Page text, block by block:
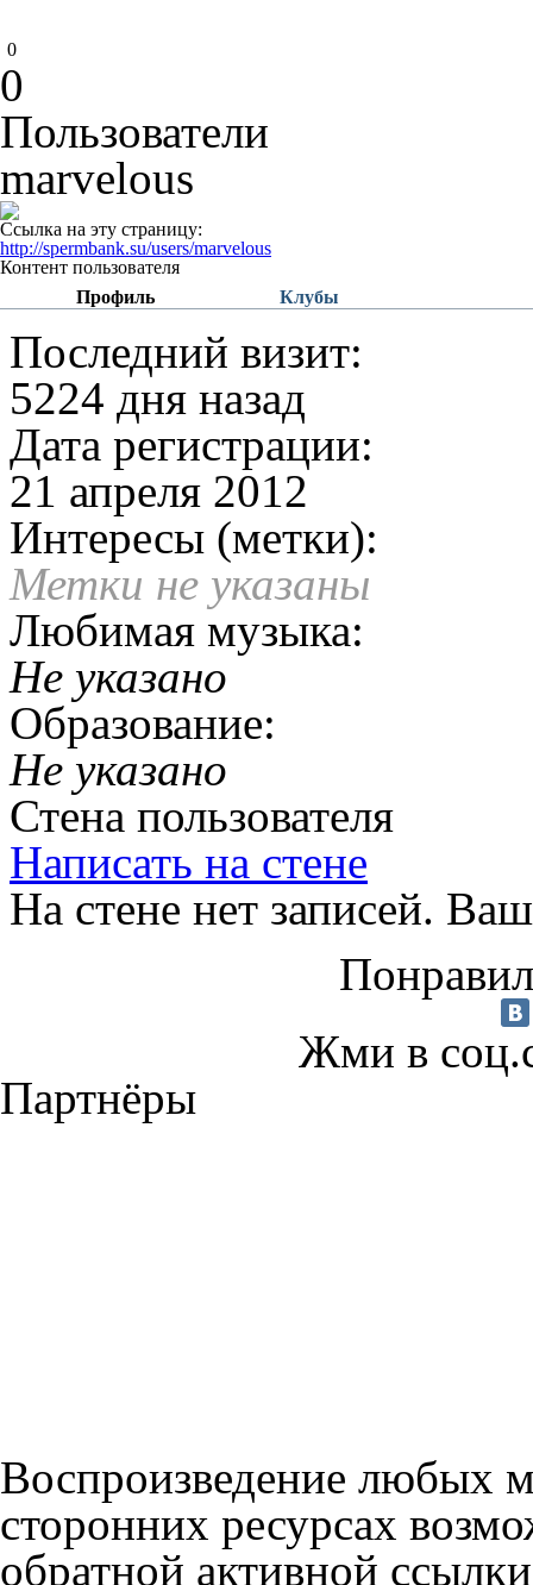
0
0
Пользователи
marvelous
Ссылка на эту страницу:
http://spermbank.su/users/marvelous
Контент пользователя
Профиль
Клубы
Последний визит:
5224 дня назад
Дата регистрации:
21 апреля 2012
Интересы (метки):
Метки не указаны
Любимая музыка:
Не указано
Образование:
Не указано
Стена пользователя
Написать на стене
На стене нет записей.
Жми в
Партнёры
Воспроизведение любых
сторонних ресурсах
обратной активной